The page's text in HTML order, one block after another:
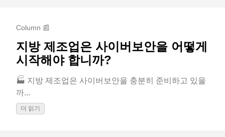
Column 📰
지방 제조업은 사이버보안을 어떻게
시작해야 합니까?
🏭 지방 제조업은 사이버보안을 충분히 준비하고 있을
까...
더 읽기